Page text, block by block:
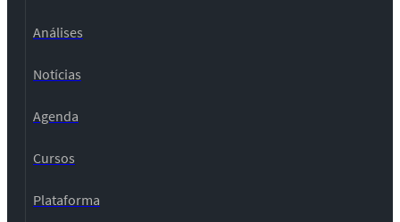
Análises
Notícias
Agenda
Cursos
Plataforma